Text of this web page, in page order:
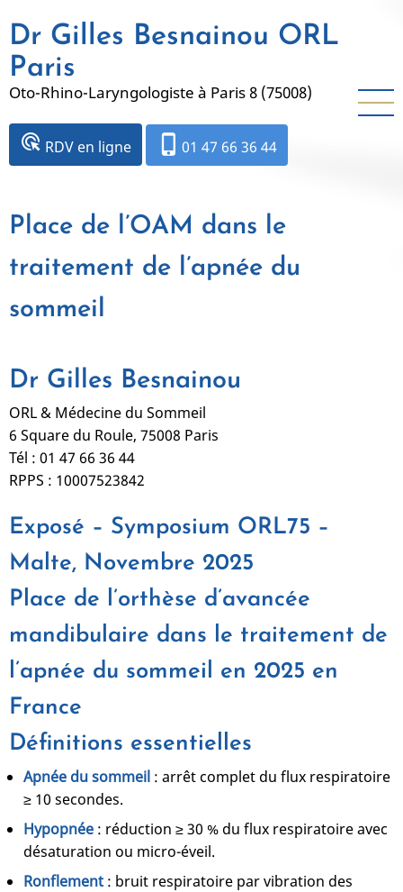
au
contenu
principal
Dr Gilles Besnainou ORL
Paris
Oto-Rhino-Laryngologiste à Paris 8 (75008)
ads_click RDV en ligne phone_iphone 01 47 66 36 44
Place de l’OAM dans le
traitement de l’apnée du
sommeil
Dr Gilles Besnainou
ORL & Médecine du Sommeil
6 Square du Roule, 75008 Paris
Tél : 01 47 66 36 44
RPPS : 10007523842
Exposé – Symposium ORL75 –
Malte, Novembre 2025
Place de l’orthèse d’avancée
mandibulaire dans le traitement de
l’apnée du sommeil en 2025 en
France
Définitions essentielles
Apnée du sommeil : arrêt complet du flux respiratoire
≥ 10 secondes.
Hypopnée : réduction ≥ 30 % du flux respiratoire avec
désaturation ou micro-éveil.
Ronflement : bruit respiratoire par vibration des